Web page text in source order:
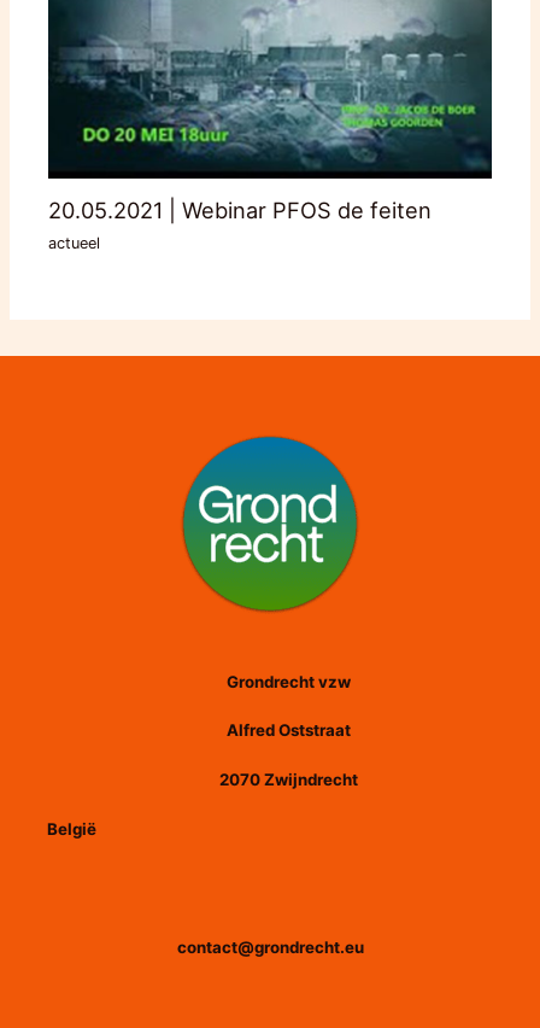
20.05.2021 | Webinar PFOS de feiten
actueel
Grondrecht vzw
Alfred Oststraat
2070 Zwijndrecht
België
contact@grondrecht.eu